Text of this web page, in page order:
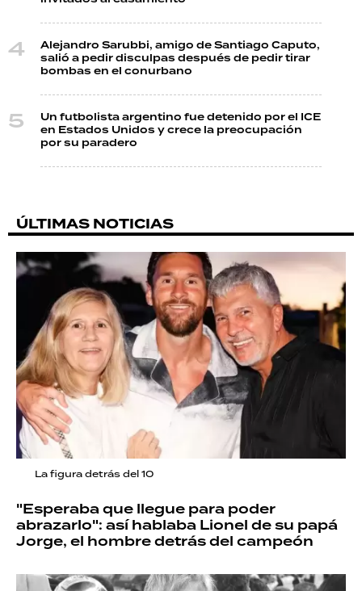
Alejandro Sarubbi, amigo de Santiago Caputo,
salió a pedir disculpas después de pedir tirar
bombas en el conurbano
Un futbolista argentino fue detenido por el ICE
en Estados Unidos y crece la preocupación
por su paradero
ÚLTIMAS NOTICIAS
La figura detrás del 10
"Esperaba que llegue para poder
abrazarlo": así hablaba Lionel de su papá
Jorge, el hombre detrás del campeón